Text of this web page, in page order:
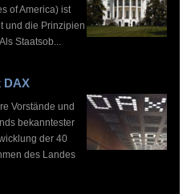
of America) ist
und die Prinzipien
Staatsob...
DAX
Vorstände und
bekanntester
der 40
des Landes